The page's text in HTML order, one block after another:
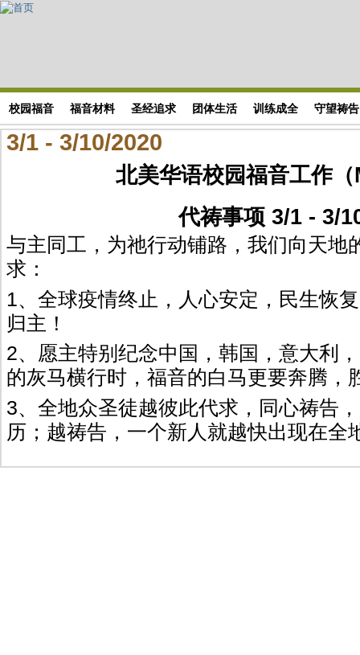
Skip to main content
校园福音 福音材料 圣经追求 团体生活 训练成全 守望祷告
3/1 - 3/10/2020
北美华语校园福音工作（
代祷事项 3/1 - 3/
与主同工，为祂行动铺路，我们向天地
求：
1、全球疫情终止，人心安定，民生恢
归主！
2、愿主特别纪念中国，韩国，意大利
的灰马横行时，福音的白马更要奔腾，
3、全地众圣徒越彼此代求，同心祷告
历；越祷告，一个新人就越快出现在全